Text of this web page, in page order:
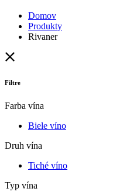
Domov
Produkty
Rivaner
Filtre
Farba vína
Biele víno
Druh vína
Tiché víno
Typ vína